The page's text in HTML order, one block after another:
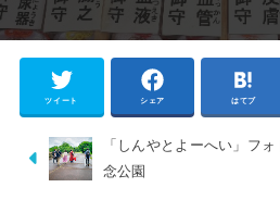
ツイート シェア はてブ
「しんやとよーへい」フ
念公園